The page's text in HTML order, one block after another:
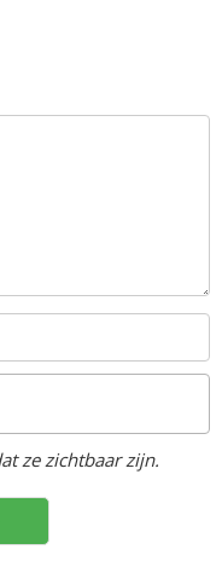
ze zichtbaar zijn.